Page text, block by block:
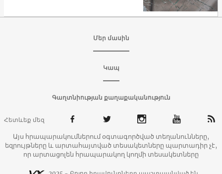
Մեր մասին
Կապ
Գաղտնիության քաղաքականություն
Հետևեք մեզ
Այս հրապարակումներում օգտագործված տեղանունները,
եզրույթները և արտահայտված տեսակետները պարտադիր չէ,
որ արտացոլեն հրապարակող կողմի տեսակետները